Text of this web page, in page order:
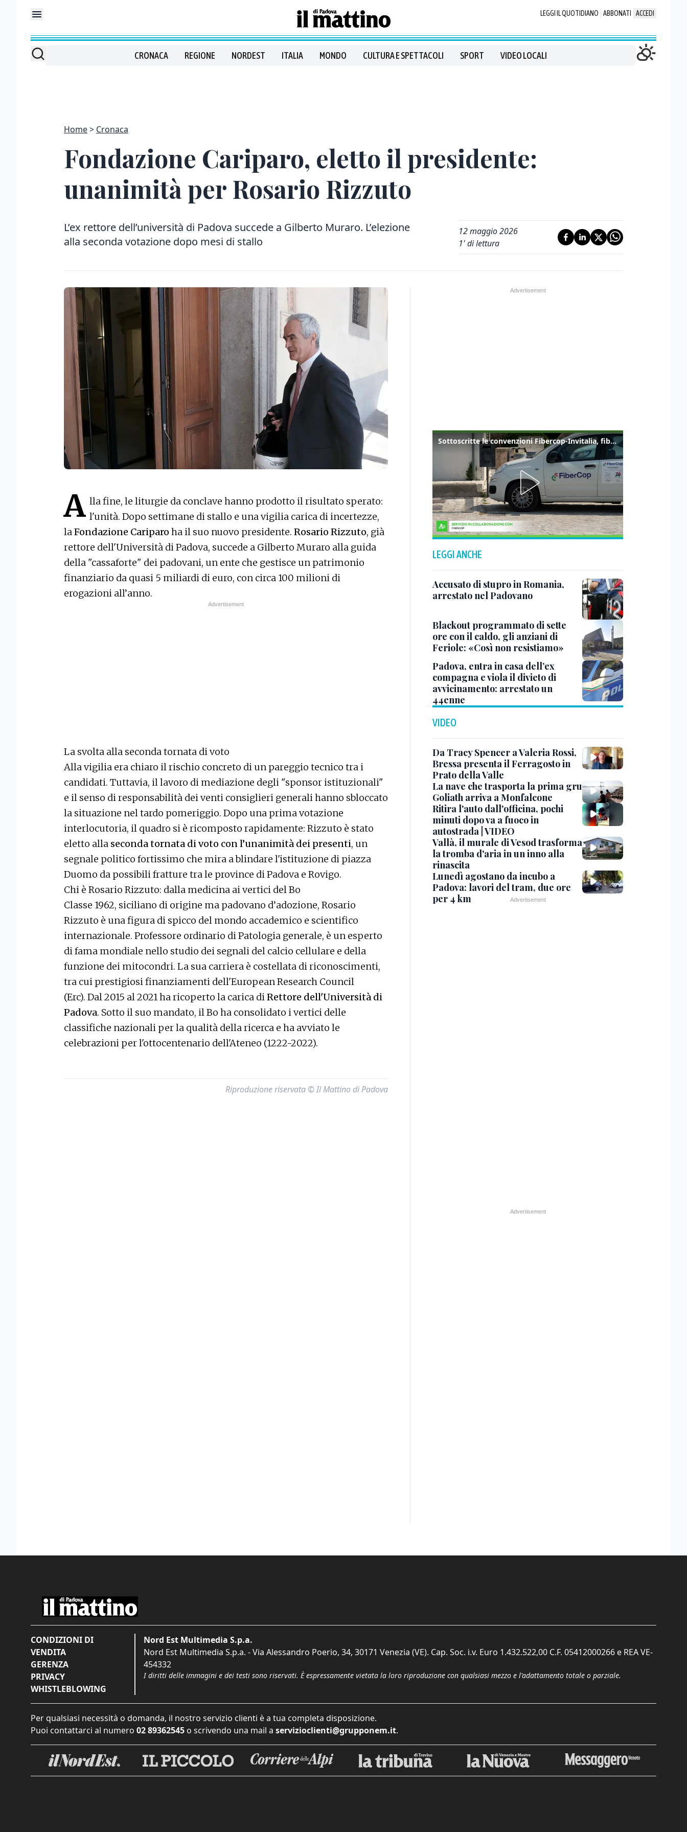
LEGGI IL QUOTIDIANO ABBONATI ACCEDI
CRONACA REGIONE NORDEST ITALIA MONDO CULTURA E SPETTACOLI SPORT VIDEO LOCALI
Home Cronaca
Fondazione Cariparo, eletto il presidente:
unanimità per Rosario Rizzuto
L’ex rettore dell’università di Padova succede a Gilberto Muraro. L’elezione
alla seconda votazione dopo mesi di stallo
12 maggio 2026
1' di lettura
A lla fine, le liturgie da conclave hanno prodotto il risultato sperato:
l'unità. Dopo settimane di stallo e una vigilia carica di incertezze,
laFondazione Cariparo ha il suo nuovo presidente. Rosario Rizzuto, già
rettore dell'Università di Padova, succede a Gilberto Muraro alla guida
della "cassaforte" dei padovani, un ente che gestisce un patrimonio
finanziario da quasi 5 miliardi di euro, con circa 100 milioni di
erogazioni all’anno.
La svolta alla seconda tornata di voto
Alla vigilia era chiaro il rischio concreto di un pareggio tecnico tra i
candidati. Tuttavia, il lavoro di mediazione degli "sponsor istituzionali"
e il senso di responsabilità dei venti consiglieri generali hanno sbloccato
la situazione nel tardo pomeriggio. Dopo una prima votazione
interlocutoria, il quadro si è ricomposto rapidamente: Rizzuto è stato
eletto alla seconda tornata di voto con l’unanimità dei presenti, un
segnale politico fortissimo che mira a blindare l'istituzione di piazza
Duomo da possibili fratture tra le province di Padova e Rovigo.
Chi è Rosario Rizzuto: dalla medicina ai vertici del Bo
Classe 1962, siciliano di origine ma padovano d’adozione, Rosario
Rizzuto è una figura di spicco del mondo accademico e scientifico
internazionale. Professore ordinario di Patologia generale, è un esperto
di fama mondiale nello studio dei segnali del calcio cellulare e della
funzione dei mitocondri. La sua carriera è costellata di riconoscimenti,
tra cui prestigiosi finanziamenti dell'European Research Council
(Erc). Dal 2015 al 2021 ha ricoperto la carica diRettore dell'Università di
Padova. Sotto il suo mandato, il Bo ha consolidato i vertici delle
classifiche nazionali per la qualità della ricerca e ha avviato le
celebrazioni per l'ottocentenario dell'Ateneo (1222-2022).
Riproduzione riservata © Il Mattino di Padova
Sottoscritte le convenzioni Fibercop-Invitalia, fibra ottica per 477 mila civici
LEGGI ANCHE
Accusato di stupro in Romania,
arrestato nel Padovano
Blackout programmato di sette
ore con il caldo, gli anziani di
Feriole: «Così non resistiamo»
Padova, entra in casa dell’ex
compagna e viola il divieto di
avvicinamento: arrestato un
44enne
VIDEO
Da Tracy Spencer a Valeria Rossi,
Bressa presenta il Ferragosto in
Prato della Valle
La nave che trasporta la prima gru
Goliath arriva a Monfalcone
Ritira l'auto dall'officina, pochi
minuti dopo va a fuoco in
autostrada | VIDEO
Vallà, il murale di Vesod trasforma
la tromba d'aria in un inno alla
rinascita
Lunedì agostano da incubo a
Padova: lavori del tram, due ore
per 4 km
CONDIZIONI DI
VENDITA
GERENZA
PRIVACY
WHISTLEBLOWING
Nord Est Multimedia S.p.a.
Nord Est Multimedia S.p.a. - Via Alessandro Poerio, 34, 30171 Venezia (VE). Cap. Soc. i.v. Euro 1.432.522,00 C.F. 05412000266 e REA VE-
454332
I diritti delle immagini e dei testi sono riservati. È espressamente vietata la loro riproduzione con qualsiasi mezzo e l'adattamento totale o parziale.
Per qualsiasi necessità o domanda, il nostro servizio clienti è a tua completa disposizione.
Puoi contattarci al numero 02 89362545 o scrivendo una mail a servizioclienti@grupponem.it.